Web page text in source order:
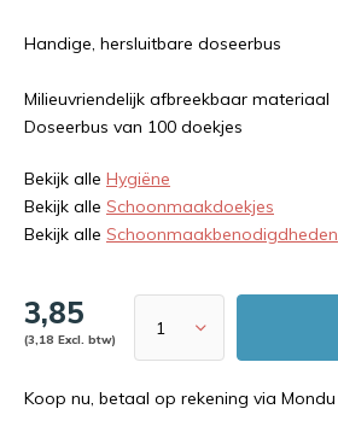
Handige, hersluitbare doseerbus
Milieuvriendelijk afbreekbaar materiaal
Doseerbus van 100 doekjes
Bekijk alle Hygiëne
Bekijk alle Schoonmaakdoekjes
Bekijk alle Schoonmaakbenodigdheden
3,85
(3,18 Excl. btw)
Koop nu, betaal op rekening via Mondu